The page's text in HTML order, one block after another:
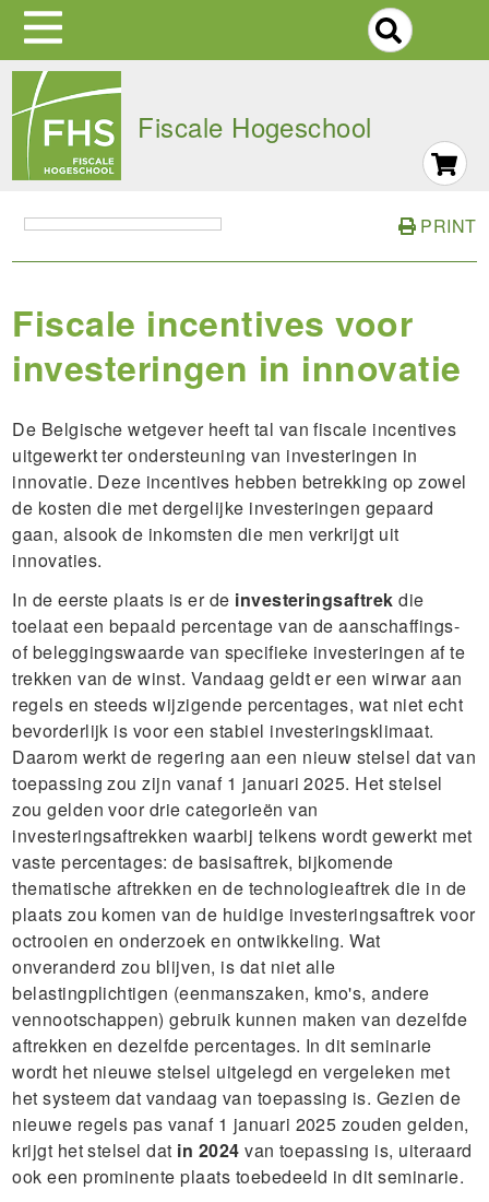
Skip
main
navigation
Fiscale Hogeschool
PRINT
Fiscale incentives voor
investeringen in innovatie
De Belgische wetgever heeft tal van fiscale incentives
uitgewerkt ter ondersteuning van investeringen in
innovatie. Deze incentives hebben betrekking op zowel
de kosten die met dergelijke investeringen gepaard
gaan, alsook de inkomsten die men verkrijgt uit
innovaties.
In de eerste plaats is er de investeringsaftrekdie
toelaat een bepaald percentage van de aanschaffings-
of beleggingswaarde van specifieke investeringen af te
trekken van de winst. Vandaag geldt er een wirwar aan
regels en steeds wijzigende percentages, wat niet echt
bevorderlijk is voor een stabiel investeringsklimaat.
Daarom werkt de regering aan een nieuw stelsel dat van
toepassing zou zijn vanaf 1 januari 2025. Het stelsel
zou gelden voor drie categorieën van
investeringsaftrekken waarbij telkens wordt gewerkt met
vaste percentages: de basisaftrek, bijkomende
thematische aftrekken en de technologieaftrek die in de
plaats zou komen van de huidige investeringsaftrek voor
octrooien en onderzoek en ontwikkeling. Wat
onveranderd zou blijven, is dat niet alle
belastingplichtigen (eenmanszaken, kmo's, andere
vennootschappen) gebruik kunnen maken van dezelfde
aftrekken en dezelfde percentages. In dit seminarie
wordt het nieuwe stelsel uitgelegd en vergeleken met
het systeem dat vandaag van toepassing is. Gezien de
nieuwe regels pas vanaf 1 januari 2025 zouden gelden,
krijgt het stelsel dat in 2024van toepassing is, uiteraard
ook een prominente plaats toebedeeld in dit seminarie.